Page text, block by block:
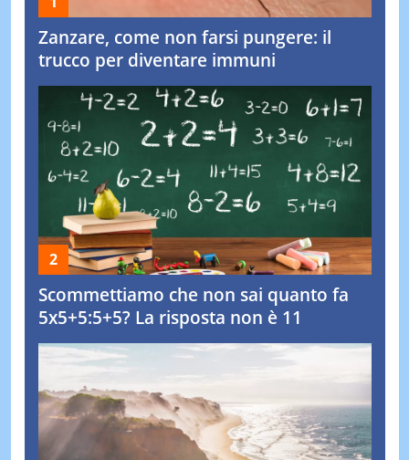
Zanzare, come non farsi pungere: il
trucco per diventare immuni
Scommettiamo che non sai quanto fa
5x5+5:5+5? La risposta non è 11